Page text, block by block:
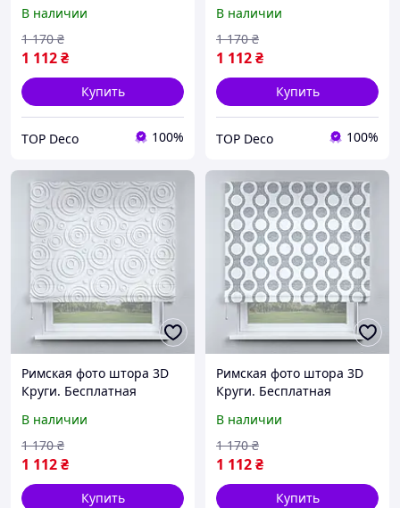
до 3,5х3,5м. Гарантия.
Арт. 15-03-45
В наличии
1 112₴
1 170 ₴
Купить
TOP Deco 100%
до 3,5х3,5м. Гарантия.
Арт. 15-03-47
В наличии
1 112₴
1 170 ₴
Купить
TOP Deco 100%
Римская фото штора 3D
Круги. Бесплатная
до 3,5х3,5м. Гарантия.
Арт. 15-03-50
В наличии
1 112₴
1 170 ₴
Купить
Римская фото штора 3D
Круги. Бесплатная
до 3,5х3,5м. Гарантия.
Арт. 15-03-61
В наличии
1 112₴
1 170 ₴
Купить